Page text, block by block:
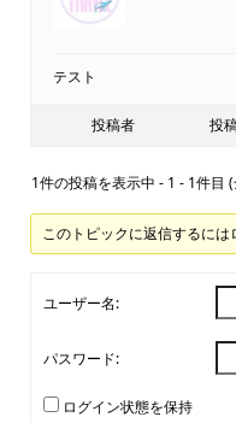
テスト
投稿者 投
1件の投稿を表示中 - 1 - 1件目
このトピックに返信するには
ユーザー名:
パスワード:
ログイン状態を保持